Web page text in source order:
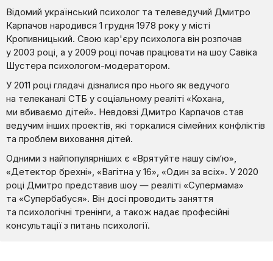
Відомий український психолог та телеведучий Дмитро
Карпачов народився 1 грудня 1978 року у місті
Кропивницький. Свою кар'єру психолога він розпочав
у 2003 році, а у 2009 році почав працювати на шоу Савіка
Шустера психологом-модератором.
У 2011 році глядачі дізналися про нього як ведучого
на телеканалі СТБ у соціальному реаліті «Кохана,
ми вбиваємо дітей». Невдовзі Дмитро Карпачов став
ведучим інших проектів, які торкалися сімейних конфліктів
та проблем виховання дітей.
Одними з найпопулярніших є «Врятуйте нашу сім’ю»,
«Детектор брехні», «Вагітна у 16», «Один за всіх». У 2020
році Дмитро представив шоу — реаліті «Супермама»
та «Супербабуся». Він досі проводить заняття
та психологічні тренінги, а також надає професійні
консультації з питань психології.